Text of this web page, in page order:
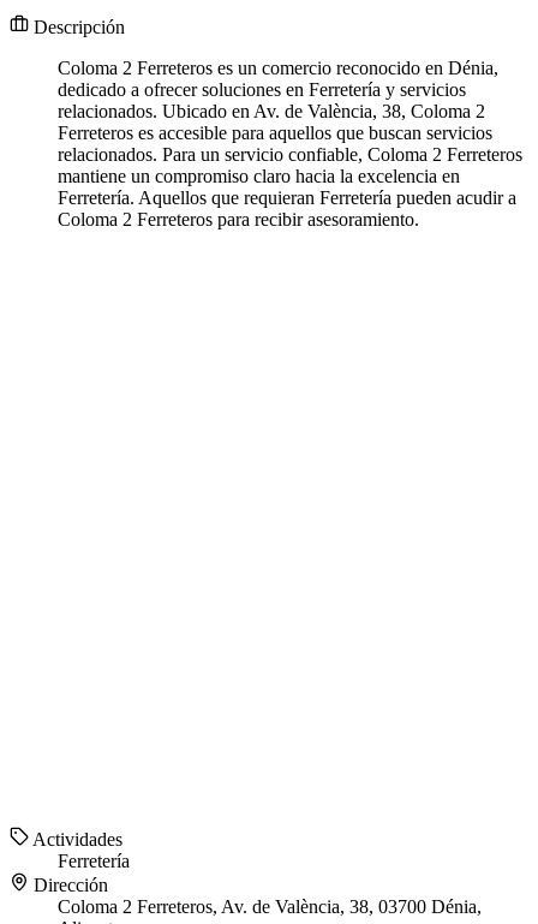
Descripción
Coloma 2 Ferreteros es un comercio reconocido en Dénia,
dedicado a ofrecer soluciones en Ferretería y servicios
relacionados. Ubicado en Av. de València, 38, Coloma 2
Ferreteros es accesible para aquellos que buscan servicios
relacionados. Para un servicio confiable, Coloma 2 Ferreteros
mantiene un compromiso claro hacia la excelencia en
Ferretería. Aquellos que requieran Ferretería pueden acudir a
Coloma 2 Ferreteros para recibir asesoramiento.
Actividades
Ferretería
Dirección
Coloma 2 Ferreteros, Av. de València, 38, 03700 Dénia,